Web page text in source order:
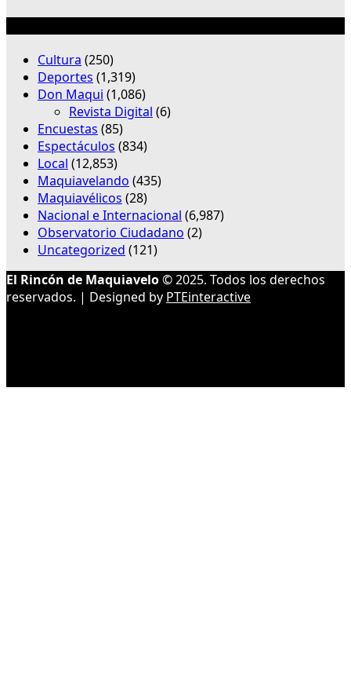
Cultura (250)
Deportes (1,319)
Don Maqui (1,086)
Revista Digital (6)
Encuestas (85)
Espectáculos (834)
Local (12,853)
Maquiavelando (435)
Maquiavélicos (28)
Nacional e Internacional (6,987)
Observatorio Ciudadano (2)
Uncategorized (121)
El Rincón de Maquiavelo© 2025. Todos los derechos
reservados. | Designed by PTEinteractive